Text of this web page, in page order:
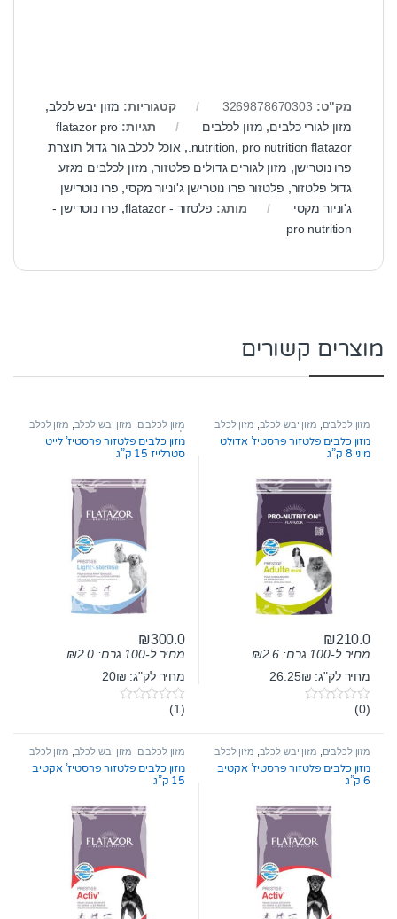
מק"ט: 3269878670303 קטגוריות: מזון יבש לכלב,
מזון לגורי כלבים, מזון לכלבים תגיות: flatazor pro
nutrition, pro nutrition flatazor.
,אוכל לכלב גור גדול תוצרת
פרו נוטרישן, מזון לגורים גדולים פלטזור, מזון לכלבים מגזע
גדול פלטזור, פלטזור פרו נוטרישן ג'וניור מקסי, פרו נוטרישן
ג'וניור מקסי
מותג: פלטזור - flatazor , פרו נוטרישן -
pro nutrition
מוצרים קשורים
מזון לכלבים, מזון יבש לכלב, מזון לכלב
מזון כלבים פלטזור פרסטיז’ אדולט
מיני 8 ק”ג
₪210.0
מחיר ל-100 גרם: ₪2.6
מחיר לק"ג: 26.25₪
0
t
f
5
(0)
מזון לכלבים, מזון יבש לכלב, מזון לכלב
לייט
מזון כלבים פלטזור פרסטיז’ לייט
סטרלייז 15 ק”ג
₪300.0
מחיר ל-100 גרם: ₪2.0
מחיר לק"ג: 20₪
0
t
f
5
(1)
מזון לכלבים מזון יבש לכלב מזון לכלב
מזון כלבים פלטזור פרסטיז’ אקטיב
6 ק”ג
מזון לכלבים מזון יבש לכלב מזון לכלב
מזון כלבים פלטזור פרסטיז’ אקטיב
15 ק”ג